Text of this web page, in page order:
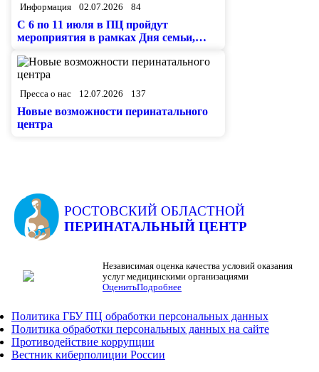
Информация 02.07.2026 84
С 6 по 11 июля в ПЦ пройдут
мероприятия в рамках Дня семьи,
Пресса о нас 12.07.2026 137
Новые возможности перинатального
центра
РОСТОВСКИЙ ОБЛАСТНОЙ
ПЕРИНАТАЛЬНЫЙ ЦЕНТР
Независимая оценка качества условий оказания
услуг медицинскими организациями
ОценитьПодробнее
Политика ГБУ ПЦ обработки персональных данных
Политика обработки персональных данных на сайте
Противодействие коррупции
Вестник киберполиции России